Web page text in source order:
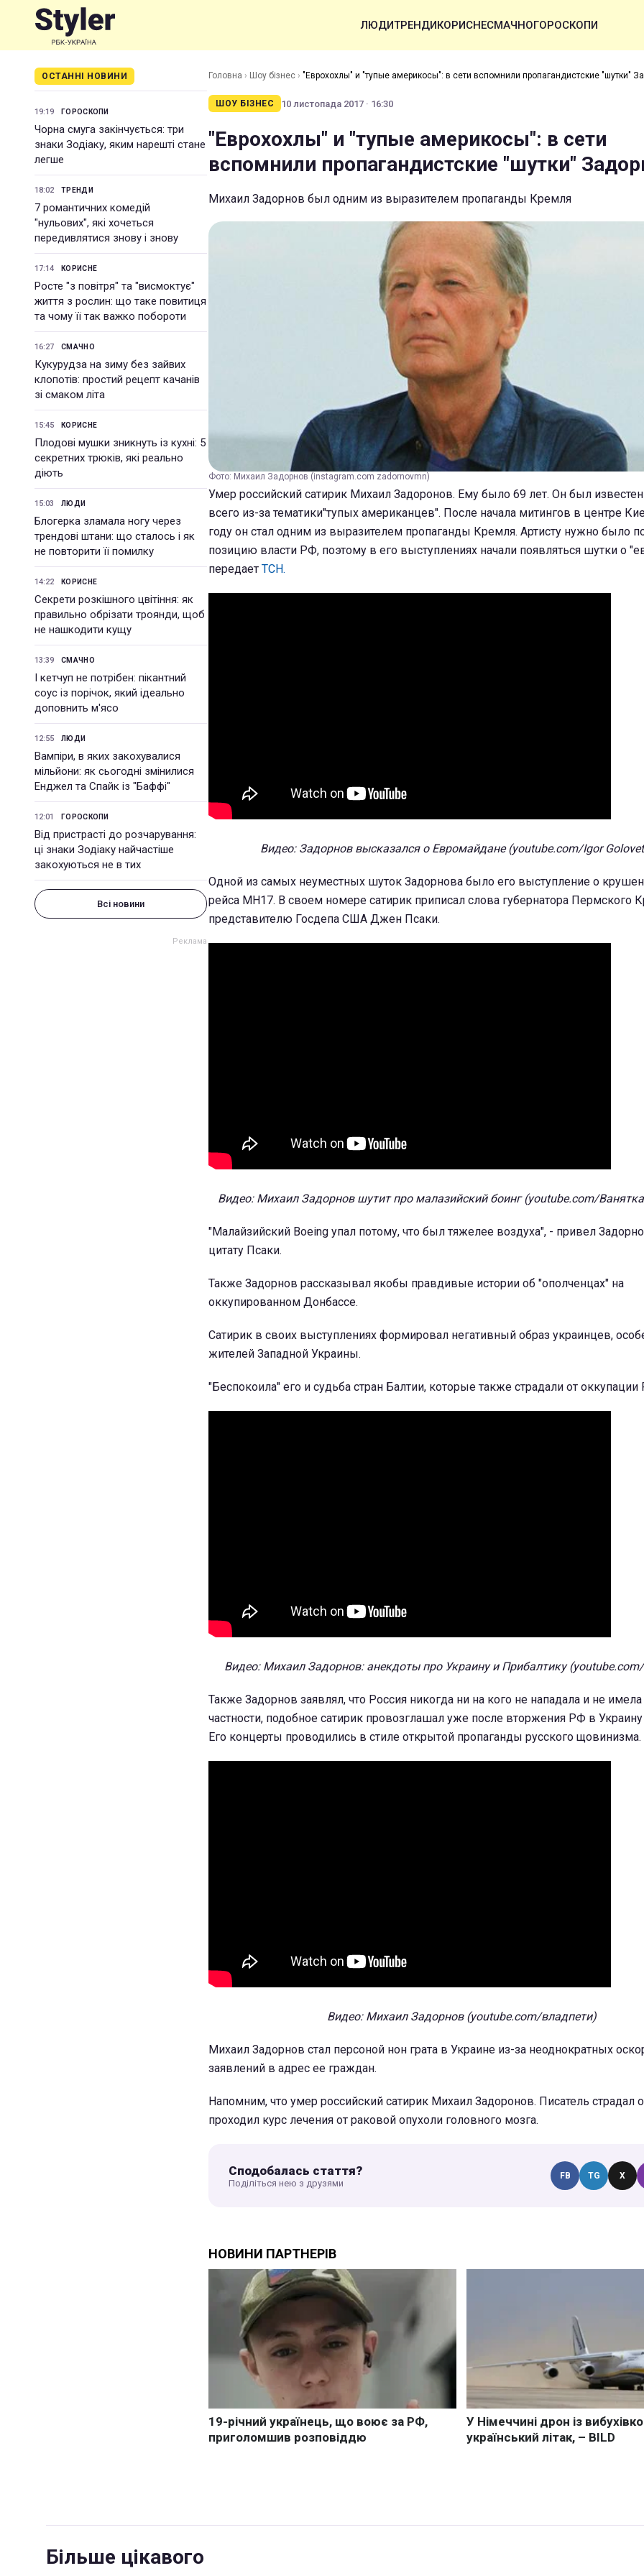
ЛЮДИТРЕНДИКОРИСНЕСМАЧНОГОРОСКОПИ
ОСТАННІ НОВИНИ
19:19 ГОРОСКОПИ
Чорна смуга закінчується: три
знаки Зодіаку, яким нарешті стане
легше
18:02 ТРЕНДИ
7 романтичних комедій
"нульових", які хочеться
передивлятися знову і знову
17:14 КОРИСНЕ
Росте "з повітря" та "висмоктує"
життя з рослин: що таке повитиця
та чому її так важко побороти
16:27 СМАЧНО
Кукурудза на зиму без зайвих
клопотів: простий рецепт качанів
зі смаком літа
15:45 КОРИСНЕ
Плодові мушки зникнуть із кухні: 5
секретних трюків, які реально
діють
15:03 ЛЮДИ
Блогерка зламала ногу через
трендові штани: що сталось і як
не повторити її помилку
14:22 КОРИСНЕ
Секрети розкішного цвітіння: як
правильно обрізати троянди, щоб
не нашкодити кущу
13:39 СМАЧНО
І кетчуп не потрібен: пікантний
соус із порічок, який ідеально
доповнить м'ясо
12:55 ЛЮДИ
Вампіри, в яких закохувалися
мільйони: як сьогодні змінилися
Енджел та Спайк із "Баффі"
12:01 ГОРОСКОПИ
Від пристрасті до розчарування:
ці знаки Зодіаку найчастіше
закохуються не в тих
Всі новини
Головна › Шоу бізнес › "Еврохохлы" и "тупые америкосы": в сети вспомнили пропагандистские "шутки"
ШОУ БІЗНЕС 10 листопада 2017 · 16:30
"Еврохохлы" и "тупые америкосы": в сети
вспомнили пропагандистские "шутки"
Михаил Задорнов был одним из выразителем пропаганды Кремля
Фото: Михаил Задорнов (instagram.com zadornovmn)
Умер российский сатирик Михаил Задоронов. Ему было 69 лет. Он был
всего из-за тематики"тупых американцев". После начала митингов в центре
году он стал одним из выразителем пропаганды Кремля. Артисту нужно было
позицию власти РФ, поэтому в его выступлениях начали появляться шутки о
передает ТСН.
Видео: Задорнов высказался о Евромайдане (youtube.com/Igor
Одной из самых неуместных шуток Задорнова было его выступление о
рейса МН17. В своем номере сатирик приписал слова губернатора Пермского
представителю Госдепа США Джен Псаки.
Видео: Михаил Задорнов шутит про малазийский боинг (youtube.com/
"Малайзийский Boeing упал потому, что был тяжелее воздуха", - привел
цитату Псаки.
Также Задорнов рассказывал якобы правдивые истории об "ополченцах" на
оккупированном Донбассе.
Сатирик в своих выступлениях формировал негативный образ украинцев,
жителей Западной Украины.
"Беспокоила" его и судьба стран Балтии, которые также страдали от оккупации
Видео: Михаил Задорнов: анекдоты про Украину и Прибалтику
Также Задорнов заявлял, что Россия никогда ни на кого не нападала и не
частности, подобное сатирик провозглашал уже после вторжения РФ в Украину
Его концерты проводились в стиле открытой пропаганды русского щовинизма.
Видео: Михаил Задорнов (youtube.com/владпети)
Михаил Задорнов стал персоной нон грата в Украине из-за неоднократных
заявлений в адрес ее граждан.
Напомним, что умер российский сатирик Михаил Задоронов. Писатель страдал
проходил курс лечения от раковой опухоли головного мозга.
Сподобалась стаття?
Поділіться нею з друзями
FB TG X
Більше цікавого